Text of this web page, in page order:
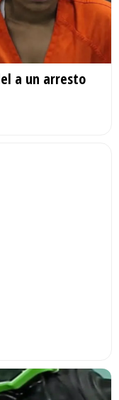
a un arresto